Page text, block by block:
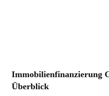
Immobilienfinanzierung
Überblick